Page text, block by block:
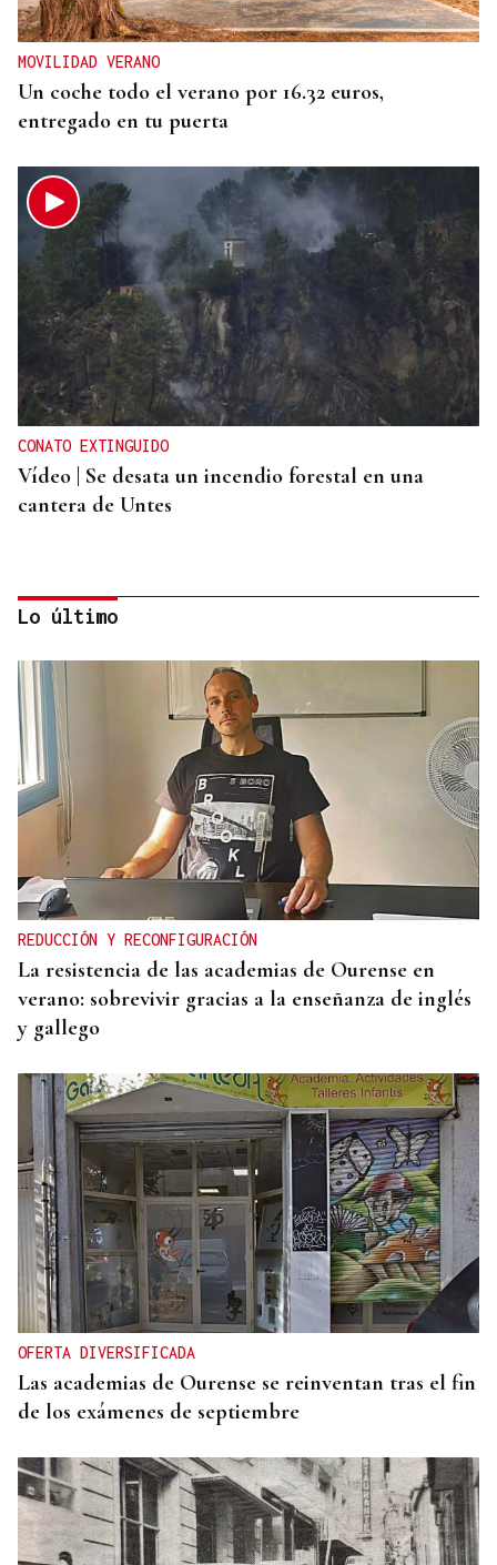
MOVILIDAD VERANO
Un coche todo el verano por 16.32 euros,
entregado en tu puerta
CONATO EXTINGUIDO
Vídeo | Se desata un incendio forestal en una
cantera de Untes
ENTREVISTA
Jorge Vázquez: "Nuestro objetivo a 2028 es crecer
creando valor para el accionista y para el equipo
que lo hace posible"
Lo último
REDUCCIÓN Y RECONFIGURACIÓN
La resistencia de las academias de Ourense en
verano: sobrevivir gracias a la enseñanza de inglés
y gallego
OFERTA DIVERSIFICADA
Las academias de Ourense se reinventan tras el fin
de los exámenes de septiembre